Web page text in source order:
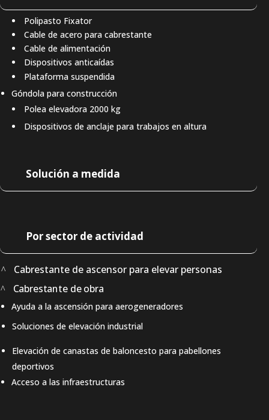
Polipasto Fixator
Cable de acero para cabrestante
Cable de alimentación
Dispositivos anticaídas
Plataforma suspendida
Góndola para construcción
Polea elevadora 2000 kg
Dispositivos de anclaje para trabajos en altura
Solución a medida
Por sector de actividad
Cabrestante de ascensor para elevar personas
Cabrestante de obra
Ayuda a la ascensión para aerogeneradores
Soluciones de elevación industrial
Elevación de canastas de baloncesto para pabellones
deportivos
Acceso a las infraestructuras